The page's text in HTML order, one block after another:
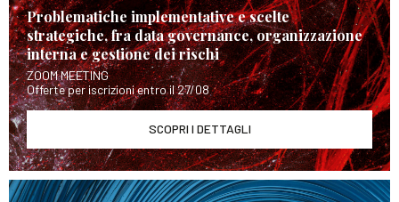
Problematiche implementative e scelte
strategiche, fra data governance, organizzazione
interna e gestione dei rischi
ZOOM MEETING
Offerte per iscrizioni entro il 27/08
SCOPRI I DETTAGLI